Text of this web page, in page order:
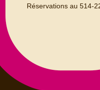
Réservations au 514-